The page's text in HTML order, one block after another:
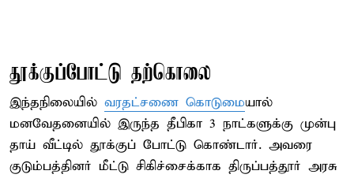
தூக்குப்போட்டு தற்கொலை
இந்தநிலையில் வரதட்சணை கொடுமையால்
மனவேதனையில் இருந்த தீபிகா 3 நாட்களுக்கு முன்பு
தாய் வீட்டில் தூக்குப் போட்டு கொண்டார். அவரை
குடும்பத்தினர் மீட்டு சிகிச்சைக்காக திருப்பத்தூர் அரசு